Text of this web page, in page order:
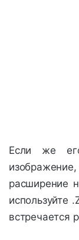
Если же
расширение
используйте
встречается